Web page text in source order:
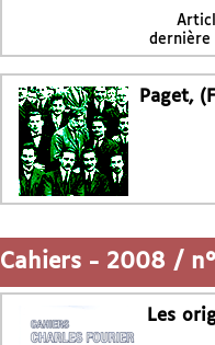
Paget,
Cahiers - 2008 /
Les